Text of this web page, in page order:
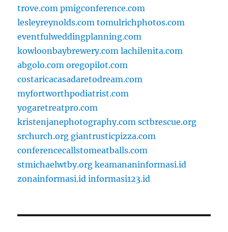
trove.com pmigconference.com
lesleyreynolds.com tomulrichphotos.com
eventfulweddingplanning.com
kowloonbaybrewery.com lachilenita.com
abgolo.com oregopilot.com
costaricacasadaretodream.com
myfortworthpodiatrist.com
yogaretreatpro.com
kristenjanephotography.com sctbrescue.org
srchurch.org giantrusticpizza.com
conferencecallstomeatballs.com
stmichaelwtby.org keamananinformasi.id
zonainformasi.id informasi123.id